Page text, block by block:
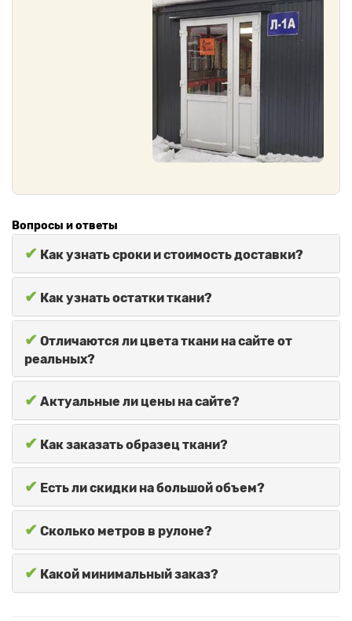
Вопросы и ответы
✔ Как узнать сроки и стоимость доставки?
✔ Как узнать остатки ткани?
✔ Отличаются ли цвета ткани на сайте от
реальных?
✔ Актуальные ли цены на сайте?
✔ Как заказать образец ткани?
✔ Есть ли скидки на большой объем?
✔ Сколько метров в рулоне?
✔ Какой минимальный заказ?